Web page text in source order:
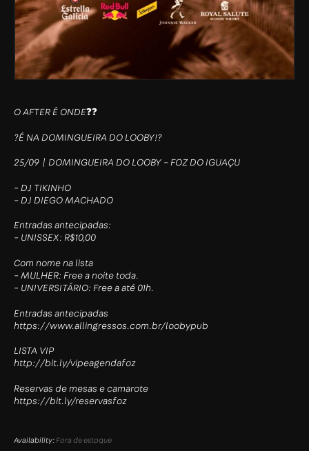
O AFTER É ONDE❓❓
?É NA DOMINGUEIRA DO LOOBY!?
25/09 | DOMINGUEIRA DO LOOBY – FOZ DO IGUAÇU
– DJ TIKINHO
– DJ DIEGO MACHADO
Entradas antecipadas:
– UNISSEX: R$10,00
Com nome na lista
– MULHER: Free a noite toda.
– UNIVERSITÁRIO: Free a até 01h.
Entradas antecipadas
https://www.allingressos.com.br/loobypub
LISTA VIP
http://bit.ly/vipeagendafoz
Reservas de mesas e camarote
https://bit.ly/reservasfoz
Availability:Fora de estoque